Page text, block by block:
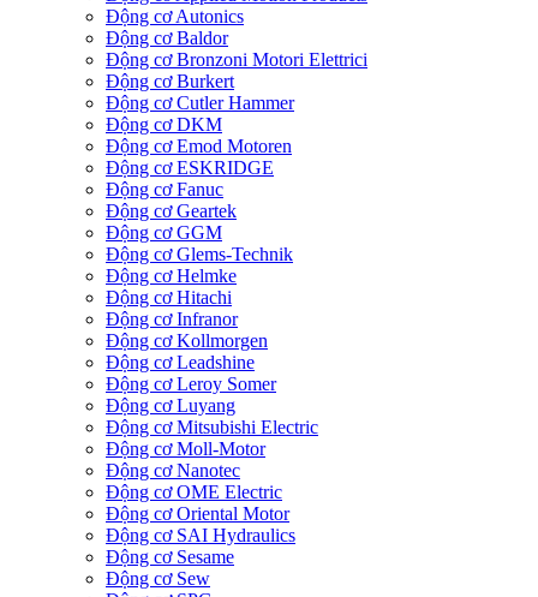
Động cơ Autonics
Động cơ Baldor
Động cơ Bronzoni Motori Elettrici
Động cơ Burkert
Động cơ Cutler Hammer
Động cơ DKM
Động cơ Emod Motoren
Động cơ ESKRIDGE
Động cơ Fanuc
Động cơ Geartek
Động cơ GGM
Động cơ Glems-Technik
Động cơ Helmke
Động cơ Hitachi
Động cơ Infranor
Động cơ Kollmorgen
Động cơ Leadshine
Động cơ Leroy Somer
Động cơ Luyang
Động cơ Mitsubishi Electric
Động cơ Moll-Motor
Động cơ Nanotec
Động cơ OME Electric
Động cơ Oriental Motor
Động cơ SAI Hydraulics
Động cơ Sesame
Động cơ Sew